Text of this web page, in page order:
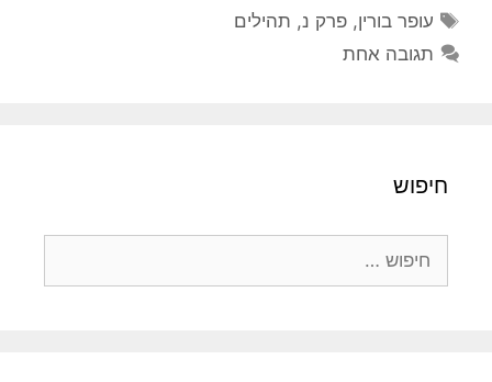
תגיות
עופר בורין,פרק נ, תהילים
תגובה אחת
חיפוש